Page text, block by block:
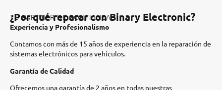
TU PARTNER DE CONFIANZA
¿Por qué reparar con Binary Electronic?
Experiencia y Profesionalismo
Contamos con más de 15 años de experiencia en la reparación de
sistemas electrónicos para vehículos.​
Garantía de Calidad
Ofrecemos una garantía de 2 años en todas nuestras